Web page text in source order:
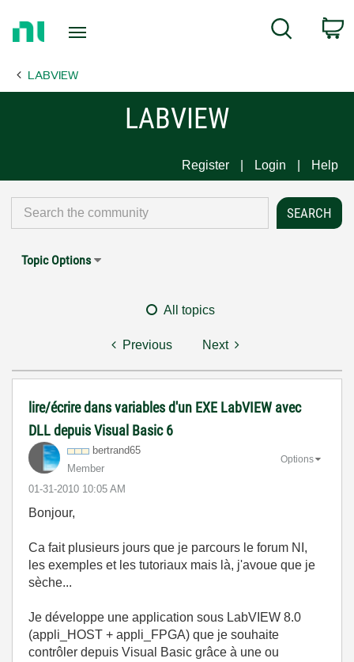
Page
Search
LABVIEW
LABVIEW
Register Login Help
Topic Options
All topics
Previous Next
lire/écrire dans variables d'un EXE LabVIEW avec
DLL depuis Visual Basic 6
bertrand65
Member
‎01-31-2010 10:05 AM
Options
Bonjour,
Ca fait plusieurs jours que je parcours le forum NI,
les exemples et les tutoriaux mais là, j'avoue que je
sèche...
Je développe une application sous LabVIEW 8.0
(appli_HOST + appli_FPGA) que je souhaite
contrôler depuis Visual Basic grâce à une ou